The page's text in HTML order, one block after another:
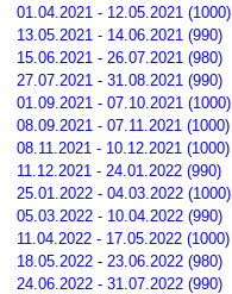
01.04.2021 - 12.05.2021 (1000)
13.05.2021 - 14.06.2021 (990)
15.06.2021 - 26.07.2021 (980)
27.07.2021 - 31.08.2021 (990)
01.09.2021 - 07.10.2021 (1000)
08.09.2021 - 07.11.2021 (1000)
08.11.2021 - 10.12.2021 (1000)
11.12.2021 - 24.01.2022 (990)
25.01.2022 - 04.03.2022 (1000)
05.03.2022 - 10.04.2022 (990)
11.04.2022 - 17.05.2022 (1000)
18.05.2022 - 23.06.2022 (980)
24.06.2022 - 31.07.2022 (990)